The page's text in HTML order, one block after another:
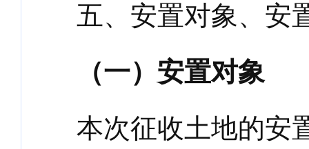
五、安置对象、安
（一）安置对象
本次征收土地的安